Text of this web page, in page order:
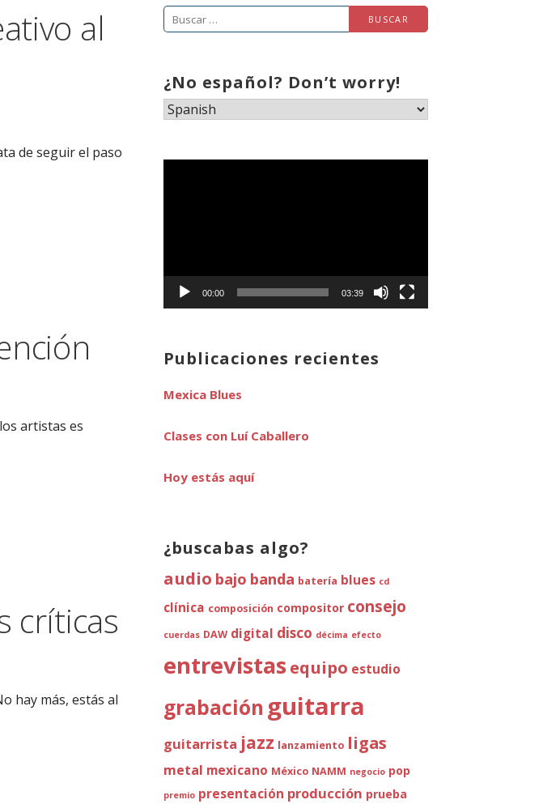
al
de seguir el paso
artistas es
críticas
hay más, estás al
Buscar:
¿No español? Don’t worry!
00:00 03:39
Publicaciones recientes
Mexica Blues
Clases con Luí Caballero
Hoy estás aquí
¿buscabas algo?
audio bajo banda batería blues cd
clínica composición compositor consejo
cuerdas DAW digital disco décima efecto
entrevistasequipo estudio
grabación guitarra
guitarrista jazz lanzamiento ligas
metal mexicano México NAMM negocio pop
premio presentación producción prueba